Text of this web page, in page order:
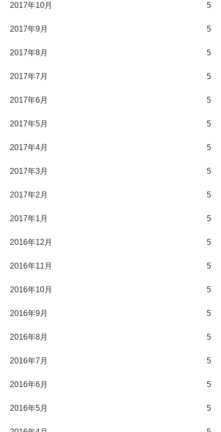
2017年10月 5
2017年9月 5
2017年8月 5
2017年7月 5
2017年6月 5
2017年5月 5
2017年4月 5
2017年3月 5
2017年2月 5
2017年1月 5
2016年12月 5
2016年11月 5
2016年10月 5
2016年9月 5
2016年8月 5
2016年7月 5
2016年6月 5
2016年5月 5